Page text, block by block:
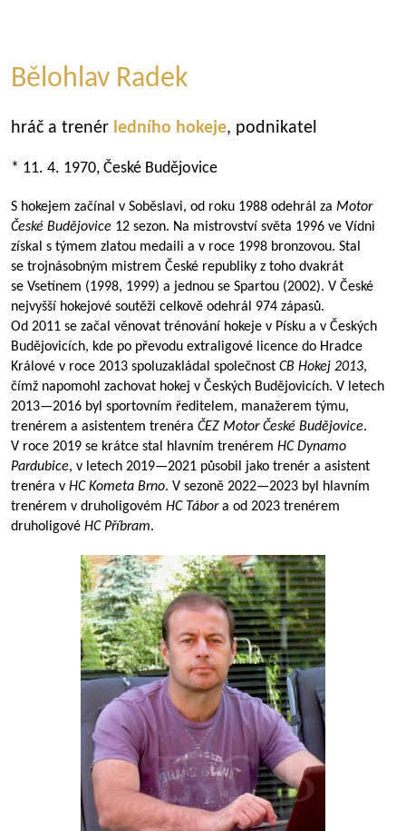
Bělohlav Radek
hráč a trenér ledního hokeje, podnikatel
* 11. 4. 1970, České Budějovice
S hokejem začínal v Soběslavi, od roku 1988 odehrál za Motor
České Budějovice 12 sezon. Na mistrovství světa 1996 ve Vídni
získal s týmem zlatou medaili a v roce 1998 bronzovou. Stal
se trojnásobným mistrem České republiky z toho dvakrát
se Vsetínem (1998, 1999) a jednou se Spartou (2002). V České
nejvyšší hokejové soutěži celkově odehrál 974 zápasů.
Od 2011 se začal věnovat trénování hokeje v Písku a v Českých
Budějovicích, kde po převodu extraligové licence do Hradce
Králové v roce 2013 spoluzakládal společnost CB Hokej 2013,
čímž napomohl zachovat hokej v Českých Budějovicích. V letech
2013—2016 byl sportovním ředitelem, manažerem týmu,
trenérem a asistentem trenéra ČEZ Motor České Budějovice.
V roce 2019 se krátce stal hlavním trenérem HC Dynamo
Pardubice, v letech 2019—2021 působil jako trenér a asistent
trenéra v HC Kometa Brno. V sezoně 2022—2023 byl hlavním
trenérem v druholigovém HC Tábora od 2023 trenérem
druholigové HC Příbram.